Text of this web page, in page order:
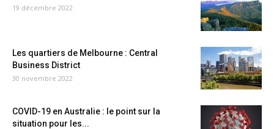
19 décembre 2022
Les quartiers de Melbourne : Central
Business District
30 novembre 2022
COVID-19 en Australie : le point sur la
situation pour les...